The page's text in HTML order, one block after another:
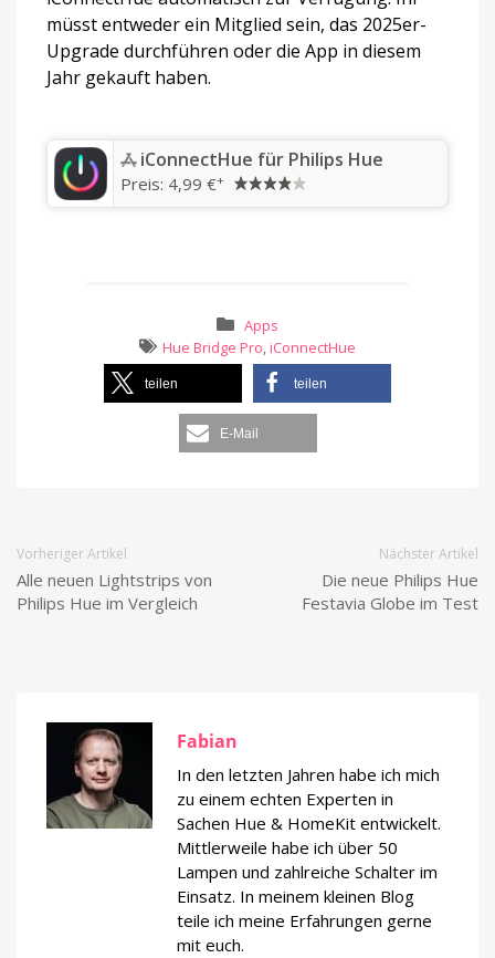
müsst entweder ein Mitglied sein, das 2025er-
Upgrade durchführen oder die App in diesem
Jahr gekauft haben.
iConnectHue für Philips Hue
Preis: 4,99 €+
Apps
Hue Bridge Pro, iConnectHue
teilen teilen
E-Mail
Vorheriger Artikel
Alle neuen Lightstrips von
Philips Hue im Vergleich
Nächster Artikel
Die neue Philips Hue
Festavia Globe im Test
Fabian
In den letzten Jahren habe ich mich
zu einem echten Experten in
Sachen Hue & HomeKit entwickelt.
Mittlerweile habe ich über 50
Lampen und zahlreiche Schalter im
Einsatz. In meinem kleinen Blog
teile ich meine Erfahrungen gerne
mit euch.